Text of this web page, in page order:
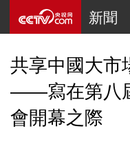
新聞
共享中國大市
——寫在第八
會開幕之際